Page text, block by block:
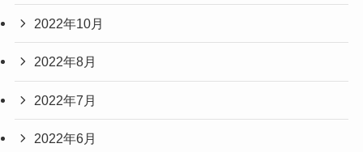
2022年10月
2022年8月
2022年7月
2022年6月